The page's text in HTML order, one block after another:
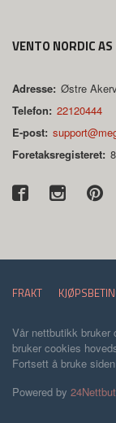
VENTO NORDIC AS
Adresse: Østre
Telefon: 22120444
E-post:
Foretaksregisteret:
FRAKT
Vår nettbutikk bruker
bruker cookies
Fortsett å bruke
Powered by